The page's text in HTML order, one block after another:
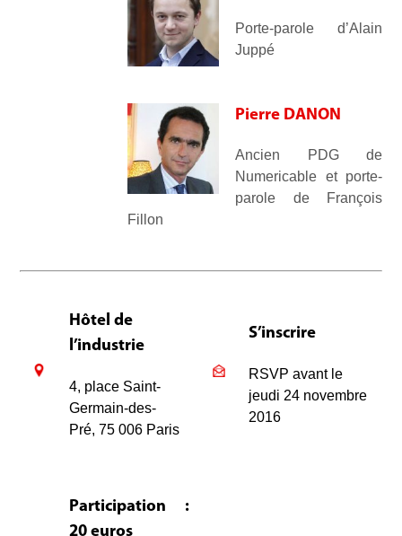
Porte-parole d’Alain
Juppé
Pierre DANON
Ancien PDG de
Numericable et porte-
parole de François
Fillon
Hôtel de
l’industrie
4, place Saint-
Germain-des-
Pré, 75 006 Paris
S’inscrire
RSVP avant le
jeudi 24 novembre
2016
Participation :
20 euros